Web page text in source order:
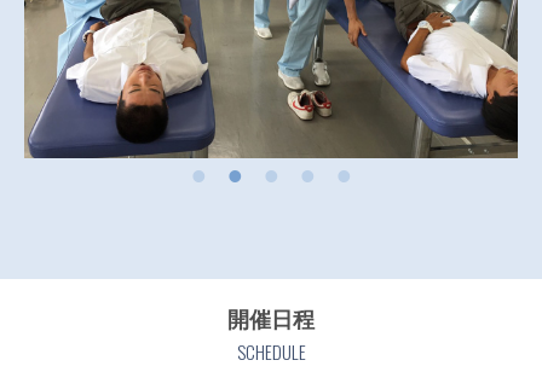
開催日程
SCHEDULE